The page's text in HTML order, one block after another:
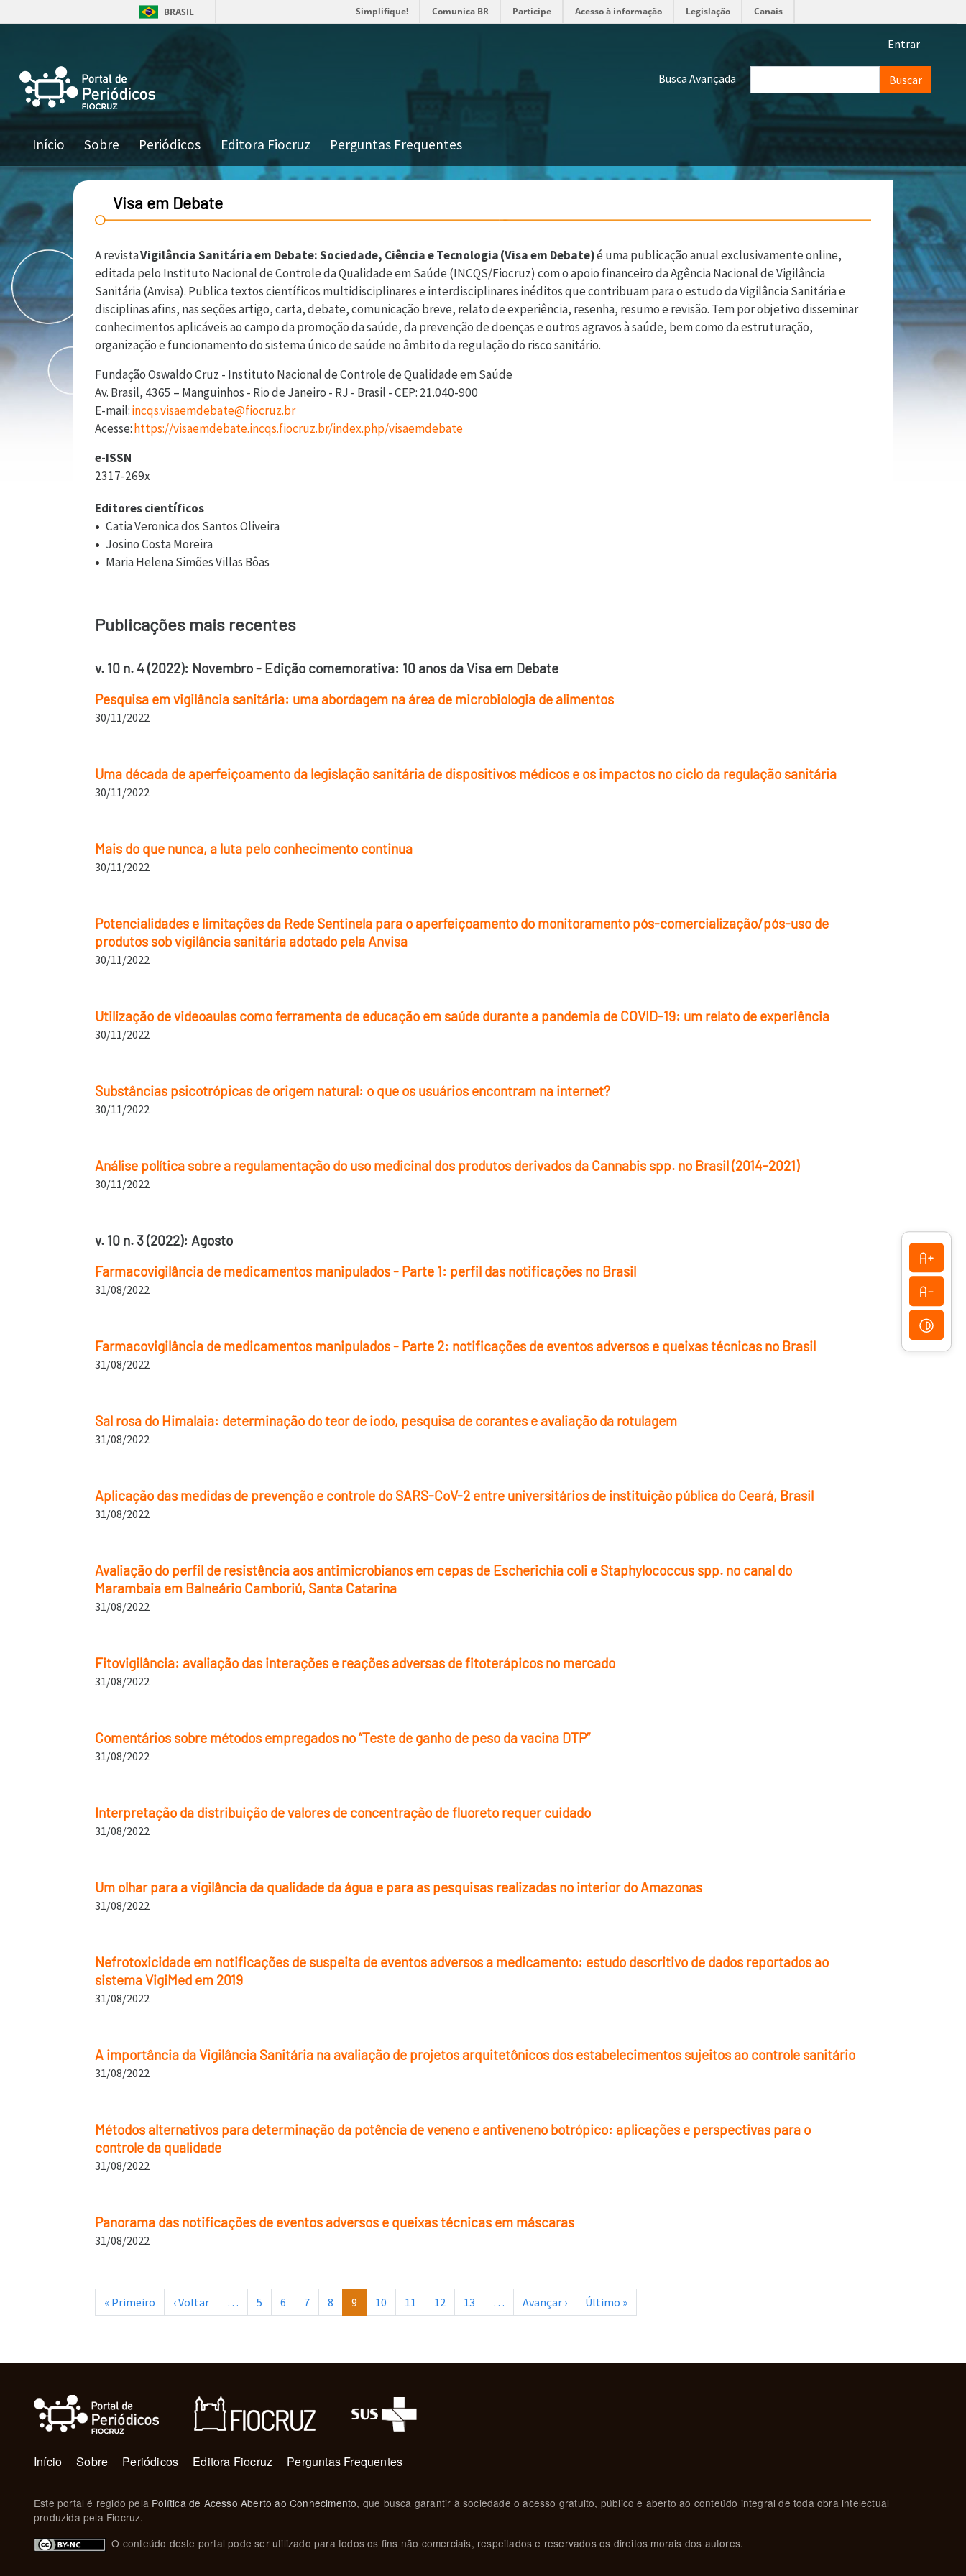
Pular para o conteúdo principal BRASIL Simplifique! Comunica BR Participe Acesso à informação Legislação Canais
Menu
Entrar
Busca Avançada
Navegação principal
Início Sobre Periódicos Editora Fiocruz Perguntas Frequentes
Visa em Debate
A revistaVigilância Sanitária em Debate: Sociedade, Ciência e Tecnologia (Visa em Debate)é uma publicação anual exclusivamente online,
editada pelo Instituto Nacional de Controle da Qualidade em Saúde (INCQS/Fiocruz) com o apoio financeiro da Agência Nacional de Vigilância
Sanitária (Anvisa). Publica textos científicos multidisciplinares e interdisciplinares inéditos que contribuam para o estudo da Vigilância Sanitária e
disciplinas afins, nas seções artigo, carta, debate, comunicação breve, relato de experiência, resenha, resumo e revisão. Tem por objetivo disseminar
conhecimentos aplicáveis ao campo da promoção da saúde, da prevenção de doenças e outros agravos à saúde, bem como da estruturação,
organização e funcionamento do sistema único de saúde no âmbito da regulação do risco sanitário.
Fundação Oswaldo Cruz - Instituto Nacional de Controle de Qualidade em Saúde
Av. Brasil, 4365 – Manguinhos - Rio de Janeiro - RJ - Brasil - CEP: 21.040-900
E-mail:incqs.visaemdebate@fiocruz.br
Acesse:https://visaemdebate.incqs.fiocruz.br/index.php/visaemdebate
e-ISSN
2317-269x
Editores científicos
Catia Veronica dos Santos Oliveira
Josino Costa Moreira
Maria Helena Simões Villas Bôas
Publicações mais recentes
v. 10 n. 4 (2022): Novembro - Edição comemorativa: 10 anos da Visa em Debate
Pesquisa em vigilância sanitária: uma abordagem na área de microbiologia de alimentos
30/11/2022
Uma década de aperfeiçoamento da legislação sanitária de dispositivos médicos e os impactos no ciclo da regulação sanitária
30/11/2022
Mais do que nunca, a luta pelo conhecimento continua
30/11/2022
Potencialidades e limitações da Rede Sentinela para o aperfeiçoamento do monitoramento pós-comercialização/pós-uso de
produtos sob vigilância sanitária adotado pela Anvisa
30/11/2022
Utilização de videoaulas como ferramenta de educação em saúde durante a pandemia de COVID-19: um relato de experiência
30/11/2022
Substâncias psicotrópicas de origem natural: o que os usuários encontram na internet?
30/11/2022
Análise política sobre a regulamentação do uso medicinal dos produtos derivados da Cannabis spp. no Brasil (2014-2021)
30/11/2022
v. 10 n. 3 (2022): Agosto
Farmacovigilância de medicamentos manipulados - Parte 1: perfil das notificações no Brasil
31/08/2022
Farmacovigilância de medicamentos manipulados - Parte 2: notificações de eventos adversos e queixas técnicas no Brasil
31/08/2022
Sal rosa do Himalaia: determinação do teor de iodo, pesquisa de corantes e avaliação da rotulagem
31/08/2022
Aplicação das medidas de prevenção e controle do SARS-CoV-2 entre universitários de instituição pública do Ceará, Brasil
31/08/2022
Avaliação do perfil de resistência aos antimicrobianos em cepas de Escherichia coli e Staphylococcus spp. no canal do
Marambaia em Balneário Camboriú, Santa Catarina
31/08/2022
Fitovigilância: avaliação das interações e reações adversas de fitoterápicos no mercado
31/08/2022
Comentários sobre métodos empregados no “Teste de ganho de peso da vacina DTP”
31/08/2022
Interpretação da distribuição de valores de concentração de fluoreto requer cuidado
31/08/2022
Um olhar para a vigilância da qualidade da água e para as pesquisas realizadas no interior do Amazonas
31/08/2022
Nefrotoxicidade em notificações de suspeita de eventos adversos a medicamento: estudo descritivo de dados reportados ao
sistema VigiMed em 2019
31/08/2022
A importância da Vigilância Sanitária na avaliação de projetos arquitetônicos dos estabelecimentos sujeitos ao controle sanitário
31/08/2022
Métodos alternativos para determinação da potência de veneno e antiveneno botrópico: aplicações e perspectivas para o
controle da qualidade
31/08/2022
Panorama das notificações de eventos adversos e queixas técnicas em máscaras
31/08/2022
Paginação
« Primeiro Primeira página
‹ VoltarPágina anterior
… 5 6 7 8 9 10 11 12 13 … Avançar ›Próxima página
Último »Última página
Navegação principal
Início Sobre Periódicos Editora Fiocruz Perguntas Frequentes
Este portal é regido pela Política de Acesso Aberto ao Conhecimento, que busca garantir à sociedade o acesso gratuito, público e aberto ao conteúdo integral de toda obra intelectual
produzida pela Fiocruz.
O conteúdo deste portal pode ser utilizado para todos os fins não comerciais, respeitados e reservados os direitos morais dos autores.